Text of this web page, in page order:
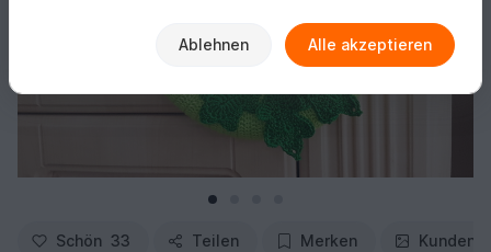
Schön 33 Teilen Merken
Ablehnen Alle akzeptieren